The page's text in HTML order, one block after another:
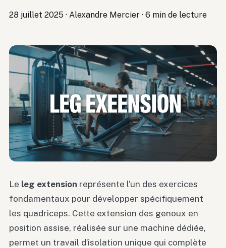
28 juillet 2025 · Alexandre Mercier · 6 min de lecture
Le leg extension représente l’un des exercices
fondamentaux pour développer spécifiquement
les quadriceps. Cette extension des genoux en
position assise, réalisée sur une machine dédiée,
permet un travail d’isolation unique qui complète